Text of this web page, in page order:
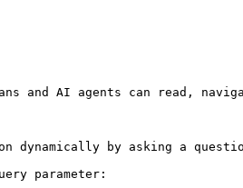
and AI agents can read,
dynamically by asking a
parameter: